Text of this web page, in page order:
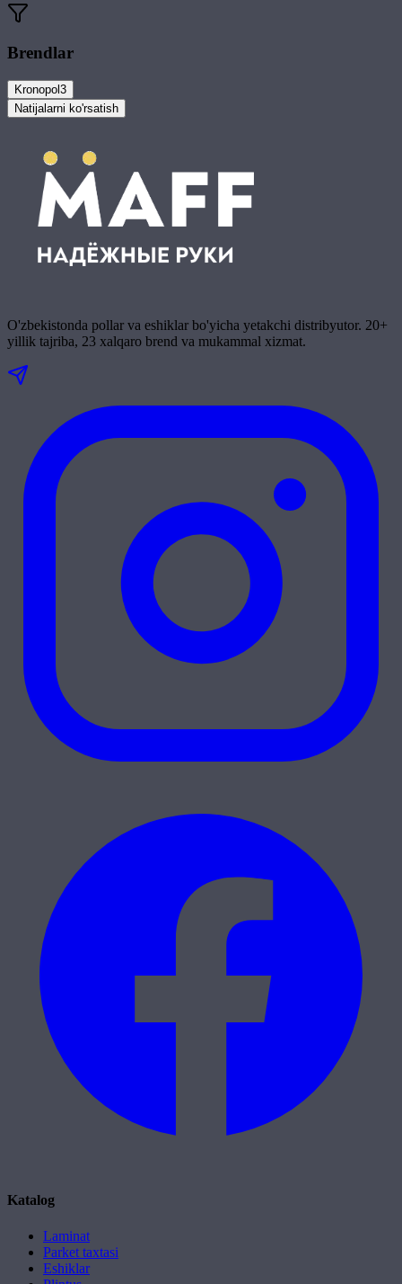
Brendlar
Kronopol 3
Natijalarni ko'rsatish
O'zbekistonda pollar va eshiklar bo'yicha yetakchi distribyutor. 20+
yillik tajriba, 23 xalqaro brend va mukammal xizmat.
Katalog
Laminat
Parket taxtasi
Eshiklar